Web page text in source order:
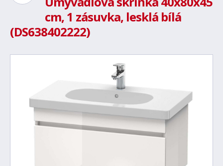
cm, 1 zásuvka, lesklá bílá
(DS638402222)